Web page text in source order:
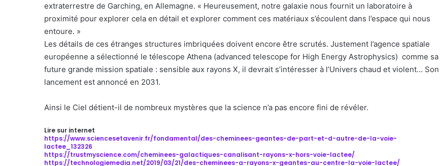
extraterrestre de Garching, en Allemagne. « Heureusement, notre galaxie nous fournit un laboratoire à
proximité pour explorer cela en détail et explorer comment ces matériaux s’écoulent dans l’espace qui nous
entoure. »
Les détails de ces étranges structures imbriquées doivent encore être scrutés. Justement l’agence spatiale
européenne a sélectionné le télescope Athena (advanced telescope for High Energy Astrophysics) comme sa
future grande mission spatiale : sensible aux rayons X, il devrait s’intéresser à l’Univers chaud et violent… Son
lancement est annoncé en 2031.
Ainsi le Ciel détient-il de nombreux mystères que la science n’a pas encore fini de révéler.
Lire sur internet
https://www.sciencesetavenir.fr/fondamental/des-cheminees-geantes-de-part-et-d-autre-de-la-voie-
lactee_132326
https://trustmyscience.com/cheminees-galactiques-canalisant-rayons-x-hors-voie-lactee/
https://technologiemedia.net/2019/03/21/des-cheminees-a-rayons-x-geantes-au-centre-la-voie-lactee/